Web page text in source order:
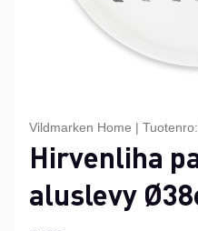
Vildmarken Home | Tuotenro:
Hirvenliha
aluslevy